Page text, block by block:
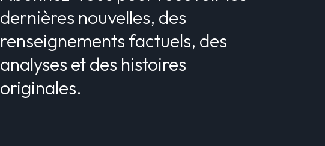
dernières nouvelles, des
renseignements factuels, des
analyses et des histoires
originales.